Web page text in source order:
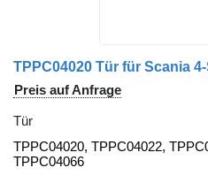
TPPC04020 Tür für Scania
Preis auf Anfrage
Tür
TPPC04020, TPPC04022,
TPPC04066